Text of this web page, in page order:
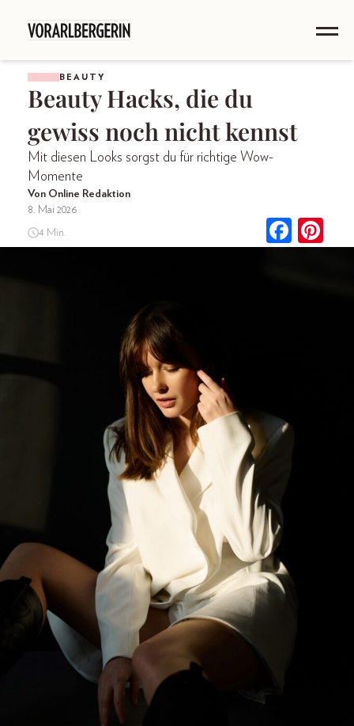
BEAUTY
Beauty Hacks, die du
gewiss noch nicht kennst
Mit diesen Looks sorgst du für richtige Wow-
Momente
Von Online Redaktion
8. Mai 2026
4 Min.